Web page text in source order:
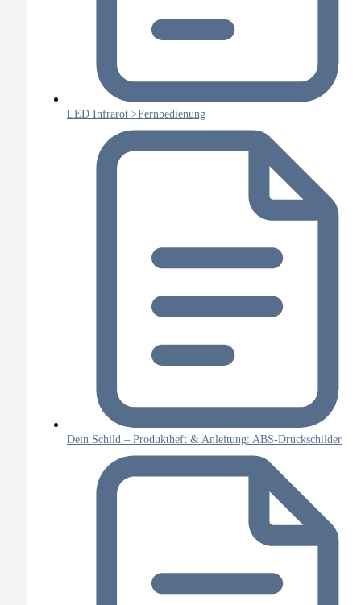
LED Infrarot >Fernbedienung
Dein Schild – Produktheft & Anleitung: ABS-Druckschilder